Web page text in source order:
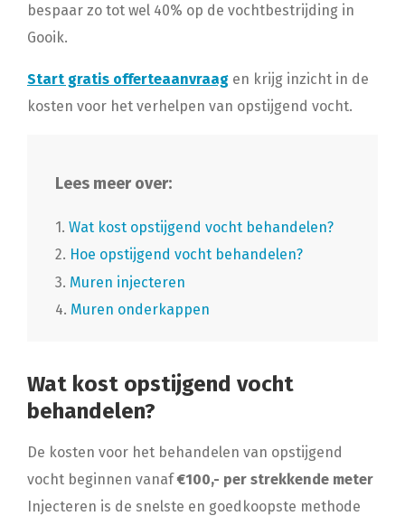
bespaar zo tot wel 40% op de vochtbestrijding in
Gooik.
Start gratis offerteaanvraag en krijg inzicht in de
kosten voor het verhelpen van opstijgend vocht.
Lees meer over:
1. Wat kost opstijgend vocht behandelen?
2. Hoe opstijgend vocht behandelen?
3. Muren injecteren
4. Muren onderkappen
Wat kost opstijgend vocht
behandelen?
De kosten voor het behandelen van opstijgend
vocht beginnen vanaf€100,- per strekkende meter
Injecteren is de snelste en goedkoopste methode